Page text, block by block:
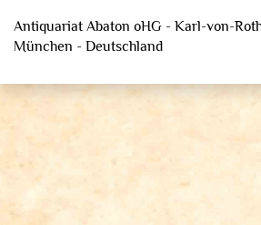
Antiquariat Abaton oHG - Karl-von-
München - Deutschland